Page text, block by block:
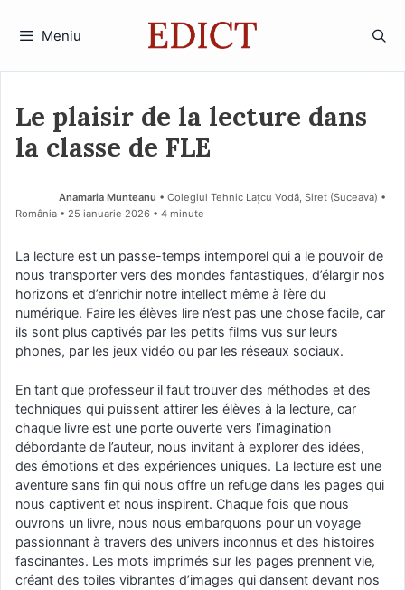
Meniu
Le plaisir de la lecture dans
la classe de FLE
Anamaria Munteanu • Colegiul Tehnic Lațcu Vodă, Siret (Suceava) •
România
25 ianuarie 2026 • 4 minute
La lecture est un passe-temps intemporel qui a le pouvoir de
nous transporter vers des mondes fantastiques, d’élargir nos
horizons et d’enrichir notre intellect même à l’ère du
numérique. Faire les élèves lire n’est pas une chose facile, car
ils sont plus captivés par les petits films vus sur leurs
phones, par les jeux vidéo ou par les réseaux sociaux.
En tant que professeur il faut trouver des méthodes et des
techniques qui puissent attirer les élèves à la lecture, car
chaque livre est une porte ouverte vers l’imagination
débordante de l’auteur, nous invitant à explorer des idées,
des émotions et des expériences uniques. La lecture est une
aventure sans fin qui nous offre un refuge dans les pages qui
nous captivent et nous inspirent. Chaque fois que nous
ouvrons un livre, nous nous embarquons pour un voyage
passionnant à travers des univers inconnus et des histoires
fascinantes. Les mots imprimés sur les pages prennent vie,
créant des toiles vibrantes d’images qui dansent devant nos